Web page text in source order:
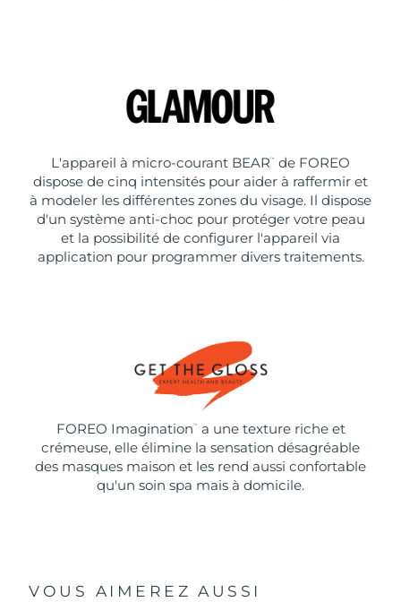
L'appareil à micro-courant BEAR ™
de FOREO
dispose de cinq intensités pour aider à raffermir et
à modeler les différentes zones du visage. Il dispose
d'un système anti-choc pour protéger votre peau
et la possibilité de configurer l'appareil via
application pour programmer divers traitements.
FOREO Imagination ™
a une texture riche et
crémeuse, elle élimine la sensation désagréable
des masques maison et les rend aussi confortable
qu'un soin spa mais à domicile.
VOUS AIMEREZ AUSSI